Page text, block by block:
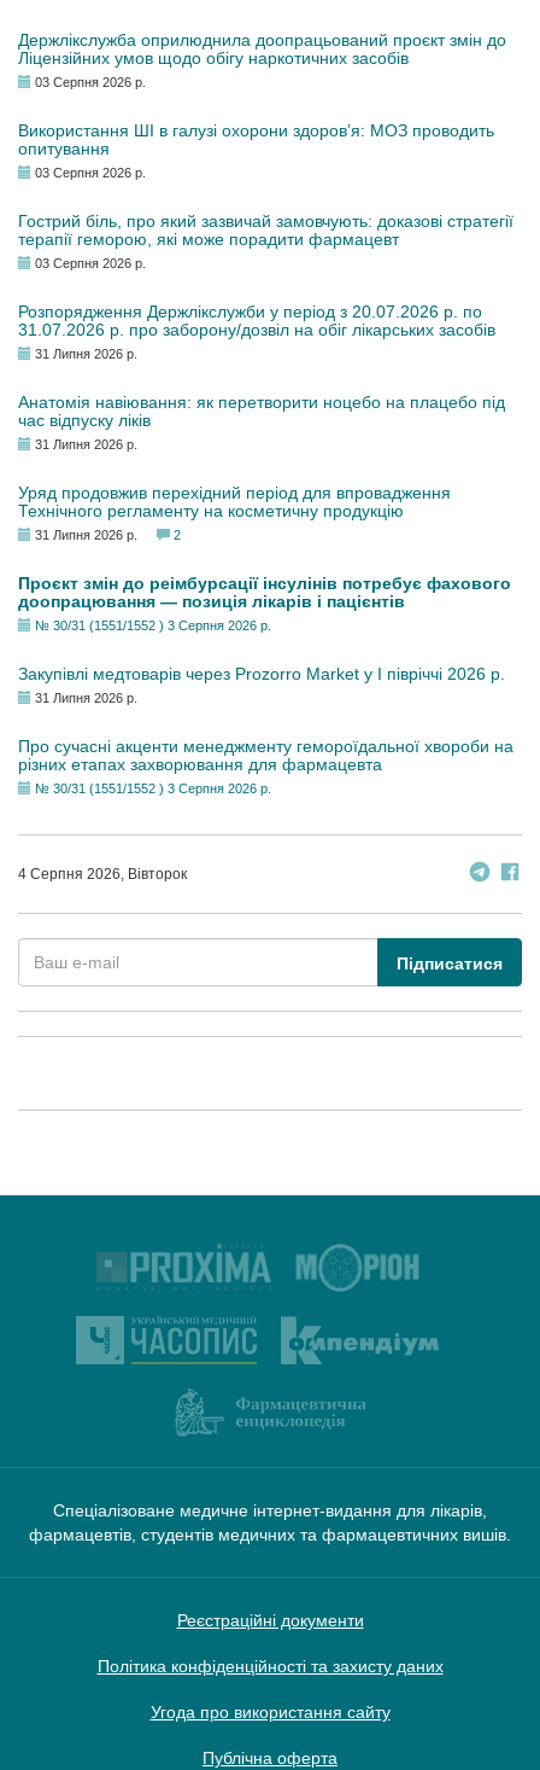
Держлікслужба оприлюднила доопрацьований проєкт змін до
Ліцензійних умов щодо обігу наркотичних засобів
03 Серпня 2026 р.
Використання ШІ в галузі охорони здоров’я: МОЗ проводить
опитування
03 Серпня 2026 р.
Гострий біль, про який зазвичай замовчують: доказові стратегії
терапії геморою, які може порадити фармацевт
03 Серпня 2026 р.
Розпорядження Держлікслужби у період з 20.07.2026 р. по
31.07.2026 р. про заборону/дозвіл на обіг лікарських засобів
31 Липня 2026 р.
Анатомія навіювання: як перетворити ноцебо на плацебо під
час відпуску ліків
31 Липня 2026 р.
Уряд продовжив перехідний період для впровадження
Технічного регламенту на косметичну продукцію
31 Липня 2026 р. 2
Проєкт змін до реімбурсації інсулінів потребує фахового
доопрацювання — позиція лікарів і пацієнтів
№ 30/31 (1551/1552 ) 3 Серпня 2026 р.
Закупівлі медтоварів через Prozorro Market у I півріччі 2026 р.
31 Липня 2026 р.
Про сучасні акценти менеджменту гемороїдальної хвороби на
різних етапах захворювання для фармацевта
№ 30/31 (1551/1552 ) 3 Серпня 2026 р.
4 Серпня 2026, Вівторок
Підписатися
Спеціалізоване медичне інтернет-видання для лікарів,
фармацевтів, студентів медичних та фармацевтичних вишів.
Реєстраційні документи
Політика конфіденційності та захисту даних
Угода про використання сайту
Публічна оферта